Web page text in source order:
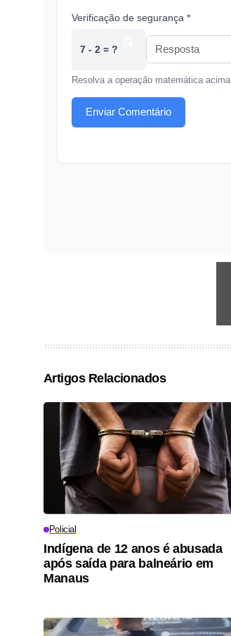
Verificação de segurança *
7 - 2 = ?
Resolva a operação matemática acima
Enviar Comentário
Artigos Relacionados
Policial
Indígena de 12 anos é abusada
após saída para balneário em
Manaus